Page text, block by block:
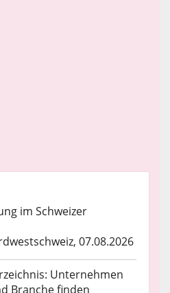
im Schweizer
07.08.2026
Unternehmen
Branche finden